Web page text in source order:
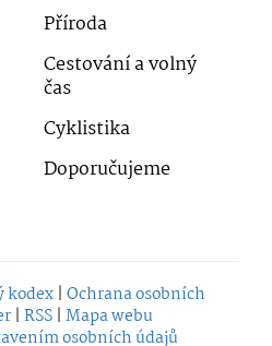
Příroda
Cestování a volný
čas
Cyklistika
Doporučujeme
kodex | Ochrana osobních
| RSS | Mapa webu
osobních údajů